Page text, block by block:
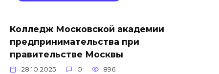
Колледж Московской академии
предпринимательства при
правительстве Москвы
28.10.2025 0 896